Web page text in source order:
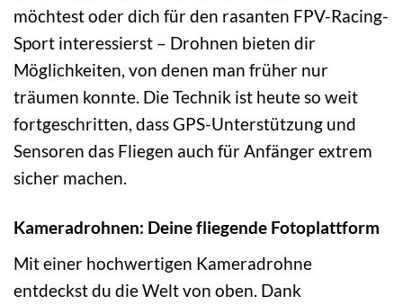
möchtest oder dich für den rasanten FPV-Racing-
Sport interessierst – Drohnen bieten dir
Möglichkeiten, von denen man früher nur
träumen konnte. Die Technik ist heute so weit
fortgeschritten, dass GPS-Unterstützung und
Sensoren das Fliegen auch für Anfänger extrem
sicher machen.
Kameradrohnen: Deine fliegende Fotoplattform
Mit einer hochwertigen Kameradrohne
entdeckst du die Welt von oben. Dank